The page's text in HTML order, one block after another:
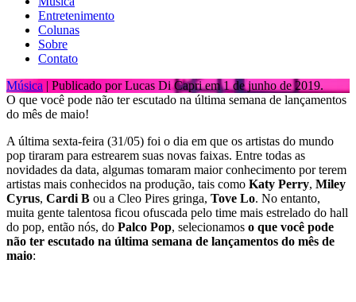
Entretenimento
Colunas
Sobre
Contato
Música | Publicado por Lucas Di Capri em 1 de junho de 2019.
O que você pode não ter escutado na última semana de lançamentos
do mês de maio!
A última sexta-feira (31/05) foi o dia em que os artistas do mundo
pop tiraram para estrearem suas novas faixas. Entre todas as
novidades da data, algumas tomaram maior conhecimento por terem
artistas mais conhecidos na produção, tais como Katy Perry, Miley
Cyrus, Cardi B ou a Cleo Pires gringa, Tove Lo. No entanto,
muita gente talentosa ficou ofuscada pelo time mais estrelado do hall
do pop, então nós, do Palco Pop, selecionamos o que você pode
não ter escutado na última semana de lançamentos do mês de
maio: